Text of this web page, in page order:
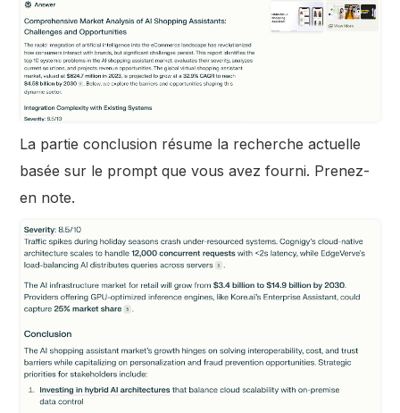
La partie conclusion résume la recherche actuelle
basée sur le prompt que vous avez fourni. Prenez-
en note.